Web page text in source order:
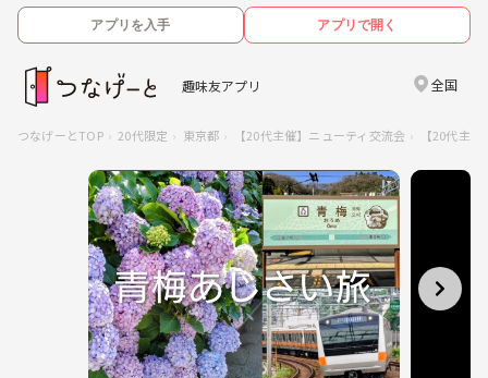
アプリを入手 アプリで開く
趣味友アプリ 全国
つなげーとTOP 20代限定 東京都 【20代主催】ニューティ交流会 【20代主